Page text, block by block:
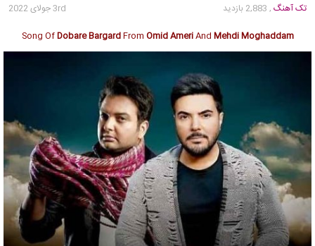
تک آهنگ , 2,883 بازدید
3rd جولای 2022
Song OfDobare BargardFrom Omid AmeriAnd Mehdi Moghaddam